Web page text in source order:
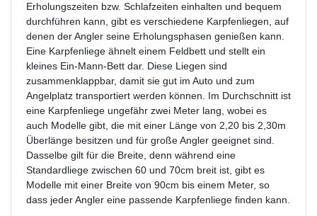
Erholungszeiten bzw. Schlafzeiten einhalten und bequem
durchführen kann, gibt es verschiedene Karpfenliegen, auf
denen der Angler seine Erholungsphasen genießen kann.
Eine Karpfenliege ähnelt einem Feldbett und stellt ein
kleines Ein-Mann-Bett dar. Diese Liegen sind
zusammenklappbar, damit sie gut im Auto und zum
Angelplatz transportiert werden können. Im Durchschnitt ist
eine Karpfenliege ungefähr zwei Meter lang, wobei es
auch Modelle gibt, die mit einer Länge von 2,20 bis 2,30m
Überlänge besitzen und für große Angler geeignet sind.
Dasselbe gilt für die Breite, denn während eine
Standardliege zwischen 60 und 70cm breit ist, gibt es
Modelle mit einer Breite von 90cm bis einem Meter, so
dass jeder Angler eine passende Karpfenliege finden kann.